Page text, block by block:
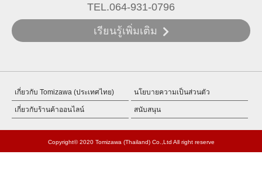
TEL.064-931-0796
เรียนรู้เพิ่มเติม
เกี่ยวกับ Tomizawa (ประเทศไทย) นโยบายความเป็นส่วนตัว
เกี่ยวกับร้านค้าออนไลน์ สนับสนุน
Copyright© 2020 Tomizawa (Thailand) Co.,Ltd All right reserve